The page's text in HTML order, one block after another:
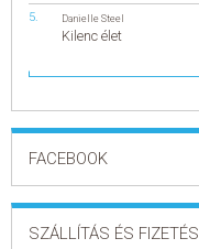
Danielle Steel
Kilenc élet
FACEBOOK
SZÁLLÍTÁS ÉS FIZETÉS